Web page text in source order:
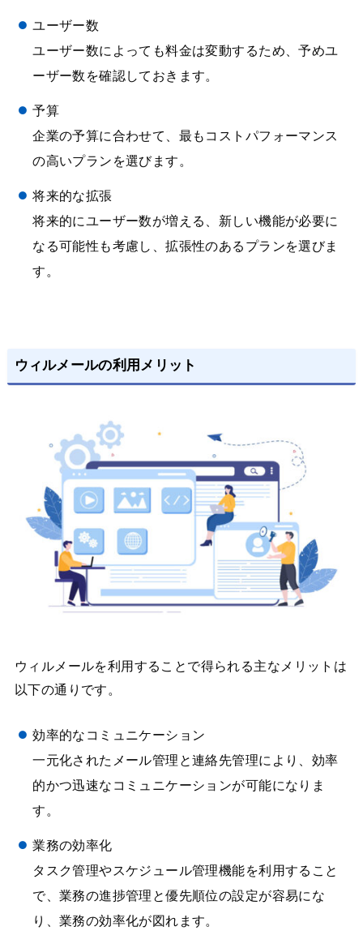
ユーザー数
ユーザー数によっても料金は変動するため、予めユ
ーザー数を確認しておきます。
予算
企業の予算に合わせて、最もコストパフォーマンス
の高いプランを選びます。
将来的な拡張
将来的にユーザー数が増える、新しい機能が必要に
なる可能性も考慮し、拡張性のあるプランを選びま
す。
ウィルメールの利用メリット
ウィルメールを利用することで得られる主なメリットは
以下の通りです。
効率的なコミュニケーション
一元化されたメール管理と連絡先管理により、効率
的かつ迅速なコミュニケーションが可能になりま
す。
業務の効率化
タスク管理やスケジュール管理機能を利用すること
で、業務の進捗管理と優先順位の設定が容易にな
り、業務の効率化が図れます。